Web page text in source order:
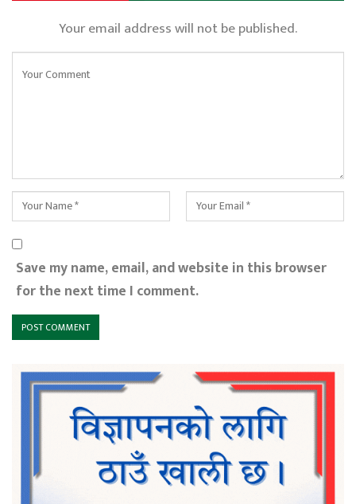
Your email address will not be published.
Save my name, email, and website in this browser
for the next time I comment.